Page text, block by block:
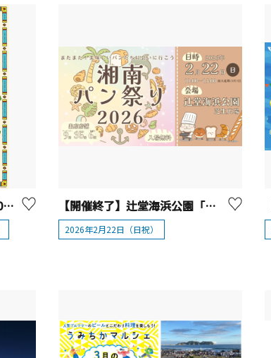
湘南 蔦屋書店 「えほん博2026」【藤沢市】 【開催終了】辻堂海浜公園「湘南パンまつり」【藤沢市】
2026年2月22日（日祝）